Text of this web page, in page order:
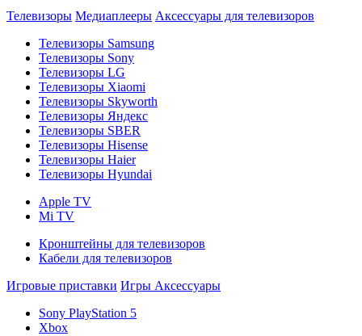
Телевизоры Медиаплееры Аксессуары для телевизоров
Телевизоры Samsung
Телевизоры Sony
Телевизоры LG
Телевизоры Xiaomi
Телевизоры Skyworth
Телевизоры Яндекс
Телевизоры SBER
Телевизоры Hisense
Телевизоры Haier
Телевизоры Hyundai
Apple TV
Mi TV
Кронштейны для телевизоров
Кабели для телевизоров
Игровые приставки Игры Аксессуары
Sony PlayStation 5
Xbox